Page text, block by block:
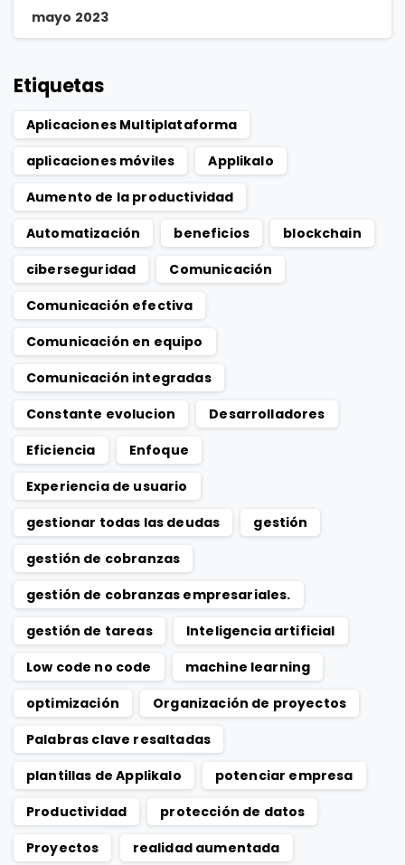
mayo 2023
Etiquetas
Aplicaciones Multiplataforma
aplicaciones móviles
Applikalo
Aumento de la productividad
Automatización
beneficios
blockchain
ciberseguridad
Comunicación
Comunicación efectiva
Comunicación en equipo
Comunicación integradas
Constante evolucion
Desarrolladores
Eficiencia
Enfoque
Experiencia de usuario
gestionar todas las deudas
gestión
gestión de cobranzas
gestión de cobranzas empresariales.
gestión de tareas
Inteligencia artificial
Low code no code
machine learning
optimización
Organización de proyectos
Palabras clave resaltadas
plantillas de Applikalo
potenciar empresa
Productividad
protección de datos
Proyectos
realidad aumentada